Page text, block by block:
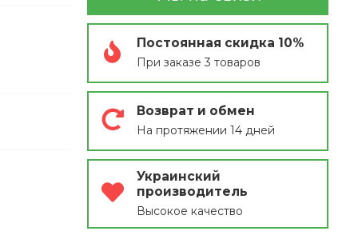
Постоянная скидка 10%
При заказе 3 товаров
Возврат и обмен
На протяжении 14 дней
Украинский
производитель
Высокое качество